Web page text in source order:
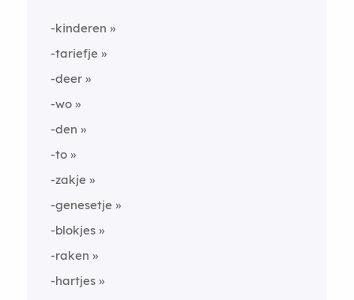
-kinderen
-tariefje
-deer
-wo
-den
-to
-zakje
-genesetje
-blokjes
-raken
-hartjes